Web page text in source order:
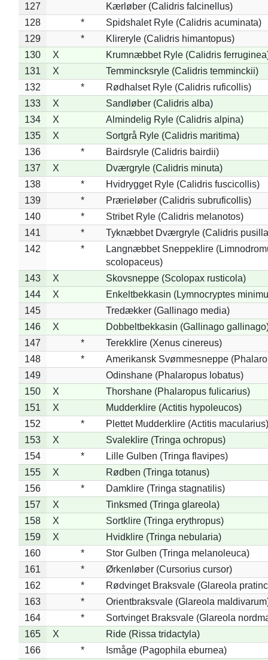
127
Kærløber (Calidris falcinellus)
128
*
Spidshalet Ryle (Calidris acuminata)
129
*
Klireryle (Calidris himantopus)
130
X
Krumnæbbet Ryle (Calidris
131
X
Temmincksryle (Calidris temminckii)
132
*
Rødhalset Ryle (Calidris ruficollis)
133
X
Sandløber (Calidris alba)
134
X
Almindelig Ryle (Calidris alpina)
135
X
Sortgrå Ryle (Calidris maritima)
136
*
Bairdsryle (Calidris bairdii)
137
X
Dværgryle (Calidris minuta)
138
*
Hvidrygget Ryle (Calidris fuscicollis)
139
*
Prærieløber (Calidris subruficollis)
140
*
Stribet Ryle (Calidris melanotos)
141
*
Tyknæbbet Dværgryle (Calidris
142
*
Langnæbbet Sneppeklire
scolopaceus)
143
X
Skovsneppe (Scolopax rusticola)
144
X
Enkeltbekkasin (Lymnocryptes
145
Tredækker (Gallinago media)
146
X
Dobbeltbekkasin (Gallinago
147
*
Terekklire (Xenus cinereus)
148
*
Amerikansk Svømmesneppe
149
Odinshane (Phalaropus lobatus)
150
X
Thorshane (Phalaropus fulicarius)
151
X
Mudderklire (Actitis hypoleucos)
152
*
Plettet Mudderklire (Actitis macularius)
153
X
Svaleklire (Tringa ochropus)
154
*
Lille Gulben (Tringa flavipes)
155
X
Rødben (Tringa totanus)
156
*
Damklire (Tringa stagnatilis)
157
X
Tinksmed (Tringa glareola)
158
X
Sortklire (Tringa erythropus)
159
X
Hvidklire (Tringa nebularia)
160
*
Stor Gulben (Tringa melanoleuca)
161
*
Ørkenløber (Cursorius cursor)
162
*
Rødvinget Braksvale (Glareola
163
*
Orientbraksvale (Glareola
164
*
Sortvinget Braksvale (Glareola
165
X
Ride (Rissa tridactyla)
166
*
Ismåge (Pagophila eburnea)